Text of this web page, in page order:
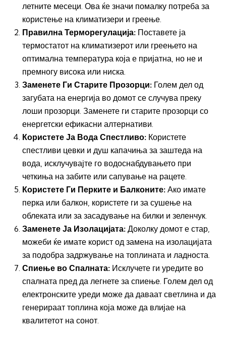
летните месеци. Ова ќе значи помалку потреба за
користење на климатизери и греење.
Правилна Терморегулација: Поставете ја
термостатот на климатизерот или греењето на
оптимална температура која е пријатна, но не и
премногу висока или ниска.
Заменете Ги Старите Прозорци: Голем дел од
загубата на енергија во домот се случува преку
лоши прозорци. Заменете ги старите прозорци со
енергетски ефикасни алтернативи.
Користете Ја Вода Спестливо: Користете
спестливи цевки и душ капачиња за заштеда на
вода, исклучувајте го водоснабдувањето при
четкиња на забите или сапување на рацете.
Користете Ги Перките и Балконите: Ако имате
перка или балкон, користете ги за сушење на
облеката или за засадување на билки и зеленчук.
Заменете Ја Изолацијата: Доколку домот е стар,
можеби ќе имате корист од замена на изолацијата
за подобра задржување на топлината и ладноста.
Спиење во Спалната: Исклучете ги уредите во
спалната пред да легнете за спиење. Голем дел од
електронските уреди може да даваат светлина и да
генерираат топлина која може да влијае на
квалитетот на сонот.